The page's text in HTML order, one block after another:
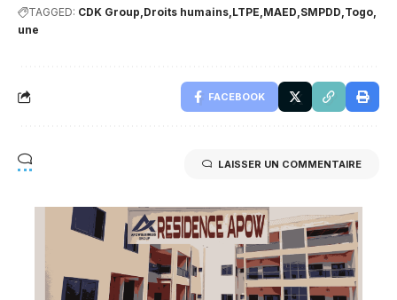
TAGGED: CDK Group Droits humains LTPE MAED SMPDD Togo
une
FACEBOOK
LAISSER UN COMMENTAIRE